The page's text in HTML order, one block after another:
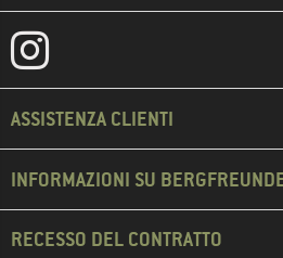
ASSISTENZA CLIENTI
INFORMAZIONI SU
RECESSO DEL CONTRATTO